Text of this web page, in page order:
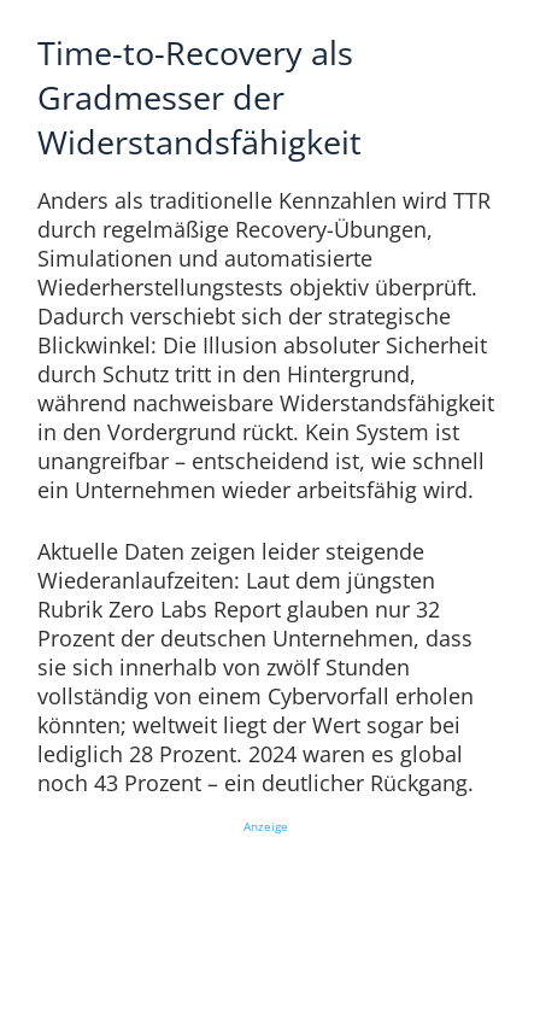
Time-to-Recovery als
Gradmesser der
Widerstandsfähigkeit
Anders als traditionelle Kennzahlen wird TTR
durch regelmäßige Recovery-Übungen,
Simulationen und automatisierte
Wiederherstellungstests objektiv überprüft.
Dadurch verschiebt sich der strategische
Blickwinkel: Die Illusion absoluter Sicherheit
durch Schutz tritt in den Hintergrund,
während nachweisbare Widerstandsfähigkeit
in den Vordergrund rückt. Kein System ist
unangreifbar – entscheidend ist, wie schnell
ein Unternehmen wieder arbeitsfähig wird.
Aktuelle Daten zeigen leider steigende
Wiederanlaufzeiten: Laut dem jüngsten
Rubrik Zero Labs Report glauben nur 32
Prozent der deutschen Unternehmen, dass
sie sich innerhalb von zwölf Stunden
vollständig von einem Cybervorfall erholen
könnten; weltweit liegt der Wert sogar bei
lediglich 28 Prozent. 2024 waren es global
noch 43 Prozent – ein deutlicher Rückgang.
Anzeige